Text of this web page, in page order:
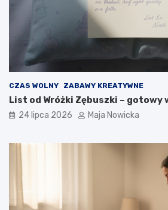
CZAS WOLNY ZABAWY KREATYWNE
List od Wróżki Zębuszki – gotowy
24 lipca 2026 Maja Nowicka